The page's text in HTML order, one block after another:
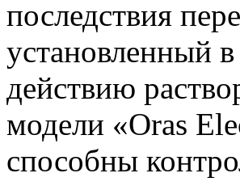
последствия
уста­новленный
действию
модели «Oras
способны